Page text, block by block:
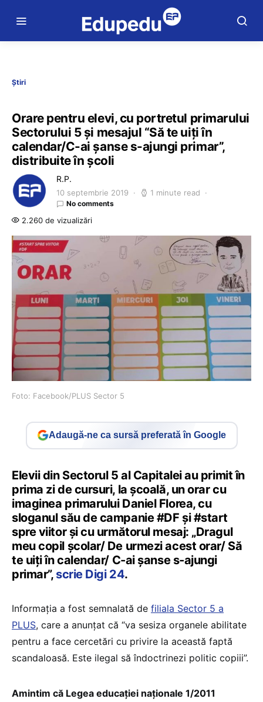
Știri
Orare pentru elevi, cu portretul primarului
Sectorului 5 și mesajul “Să te uiți în
calendar/C-ai șanse s-ajungi primar”,
distribuite în școli
R.P.
10 septembrie 2019 1 minute read
No comments
2.260 de vizualizări
Foto: Facebook/PLUS Sector 5
Adaugă-ne ca sursă preferată în Google
Elevii din Sectorul 5 al Capitalei au primit în
prima zi de cursuri, la școală, un orar cu
imaginea primarului Daniel Florea, cu
sloganul său de campanie #DF și #start
spre viitor și cu următorul mesaj: „Dragul
meu copil școlar/ De urmezi acest orar/ Să
te uiți în calendar/ C-ai șanse s-ajungi
primar”, scrie Digi 24.
Informația a fost semnalată de filiala Sector 5 a
PLUS, care a anunțat că “va sesiza organele abilitate
pentru a face cercetări cu privire la această faptă
scandaloasă. Este ilegal să îndoctrinezi politic copiii”.
Amintim că Legea educației naționale 1/2011